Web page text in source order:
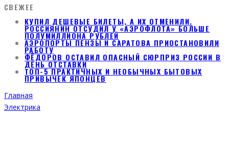
СВЕЖЕЕ
КУПИЛ ДЕШЕВЫЕ БИЛЕТЫ, А ИХ ОТМЕНИЛИ.
РОССИЯНИН ОТСУДИЛ У «АЭРОФЛОТА» БОЛЬШЕ
ПОЛУМИЛЛИОНА РУБЛЕЙ
АЭРОПОРТЫ ПЕНЗЫ И САРАТОВА ПРИОСТАНОВИЛИ
РАБОТУ
ФЁДОРОВ ОСТАВИЛ ОПАСНЫЙ СЮРПРИЗ РОССИИ В
ДЕНЬ ОТСТАВКИ
ТОП-5 ПРАКТИЧНЫХ И НЕОБЫЧНЫХ БЫТОВЫХ
ПРИВЫЧЕК ЯПОНЦЕВ
Главная
Электрика